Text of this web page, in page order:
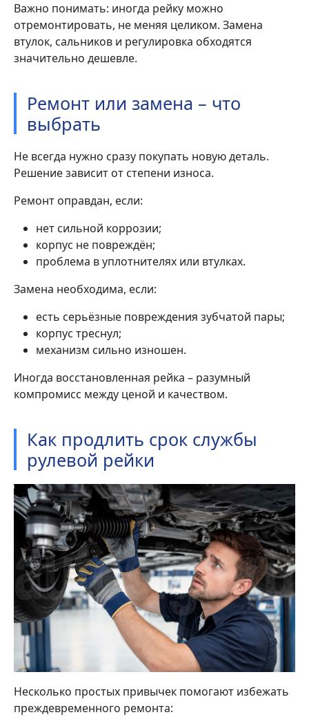
Важно понимать: иногда рейку можно
отремонтировать, не меняя целиком. Замена
втулок, сальников и регулировка обходятся
значительно дешевле.
Ремонт или замена – что
выбрать
Не всегда нужно сразу покупать новую деталь.
Решение зависит от степени износа.
Ремонт оправдан, если:
нет сильной коррозии;
корпус не повреждён;
проблема в уплотнителях или втулках.
Замена необходима, если:
есть серьёзные повреждения зубчатой пары;
корпус треснул;
механизм сильно изношен.
Иногда восстановленная рейка – разумный
компромисс между ценой и качеством.
Как продлить срок службы
рулевой рейки
Несколько простых привычек помогают избежать
преждевременного ремонта: